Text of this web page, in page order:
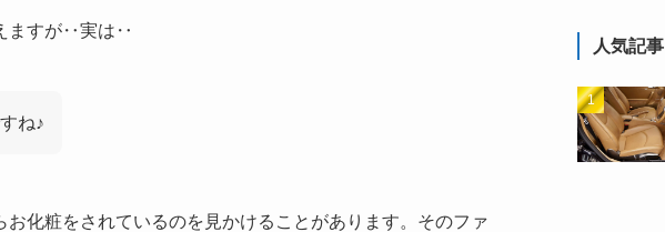
ますが‥実は‥
ね♪
化粧をされているのを見かけることがあります。そのファ
人気記事